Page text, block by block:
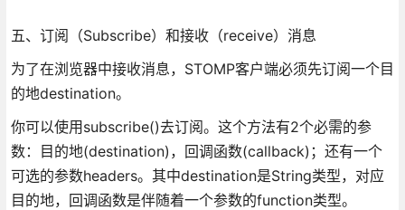
五、订阅（Subscribe）和接收（receive）消息
为了在浏览器中接收消息，STOMP客户端必须先订阅一个目
的地destination。
你可以使用subscribe()去订阅。这个方法有2个必需的参
数：目的地(destination)，回调函数(callback)；还有一个
可选的参数headers。其中destination是String类型，对应
目的地，回调函数是伴随着一个参数的function类型。